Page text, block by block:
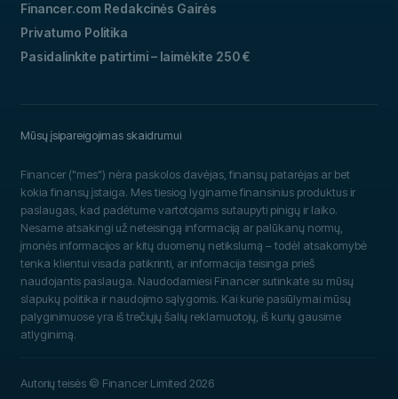
Financer.com Redakcinės Gairės
Privatumo Politika
Pasidalinkite patirtimi – laimėkite 250 €
Mūsų įsipareigojimas skaidrumui
Financer ("mes") nėra paskolos davėjas, finansų patarėjas ar bet
kokia finansų įstaiga. Mes tiesiog lyginame finansinius produktus ir
paslaugas, kad padėtume vartotojams sutaupyti pinigų ir laiko.
Nesame atsakingi už neteisingą informaciją ar palūkanų normų,
įmonės informacijos ar kitų duomenų netikslumą – todėl atsakomybė
tenka klientui visada patikrinti, ar informacija teisinga prieš
naudojantis paslauga. Naudodamiesi Financer sutinkate su mūsų
slapukų politika ir naudojimo sąlygomis. Kai kurie pasiūlymai mūsų
palyginimuose yra iš trečiųjų šalių reklamuotojų, iš kurių gausime
atlyginimą.
Autorių teisės © Financer Limited 2026